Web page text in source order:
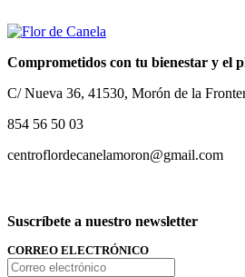
Comprometidos con tu bienestar y el
C/ Nueva 36, 41530, Morón de la
854 56 50 03
centroflordecanelamoron@gmail.com
Suscríbete a nuestro newsletter
CORREO ELECTRÓNICO